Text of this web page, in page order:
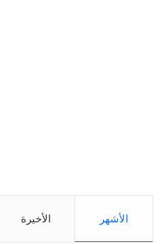
الأشهر الأخيرة